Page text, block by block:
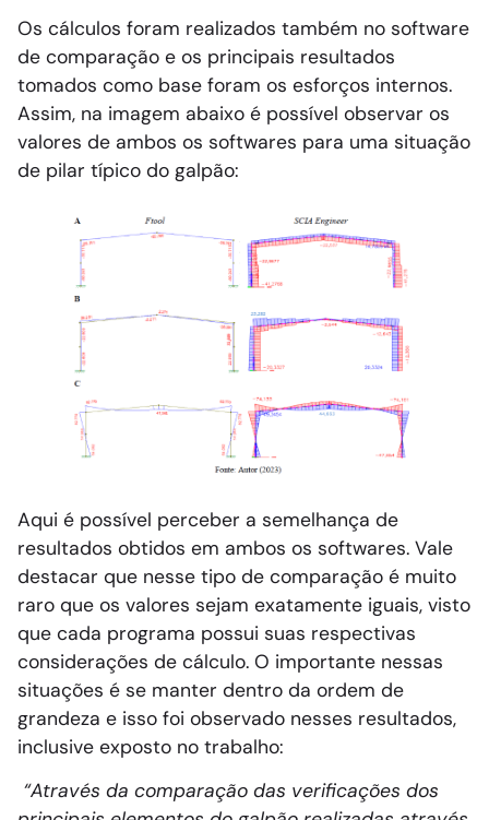
Os cálculos foram realizados também no software
de comparação e os principais resultados
tomados como base foram os esforços internos.
Assim, na imagem abaixo é possível observar os
valores de ambos os softwares para uma situação
de pilar típico do galpão:
Aqui é possível perceber a semelhança de
resultados obtidos em ambos os softwares. Vale
destacar que nesse tipo de comparação é muito
raro que os valores sejam exatamente iguais, visto
que cada programa possui suas respectivas
considerações de cálculo. O importante nessas
situações é se manter dentro da ordem de
grandeza e isso foi observado nesses resultados,
inclusive exposto no trabalho:
“Através da comparação das verificações dos